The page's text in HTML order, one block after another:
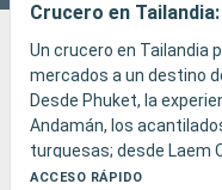
Crucero en
Un crucero en Tailandia
mercados a un destino
Desde Phuket, la
Andamán, los
turquesas; desde Laem
sus palacios, sus klongs
ACCESO RÁPIDO